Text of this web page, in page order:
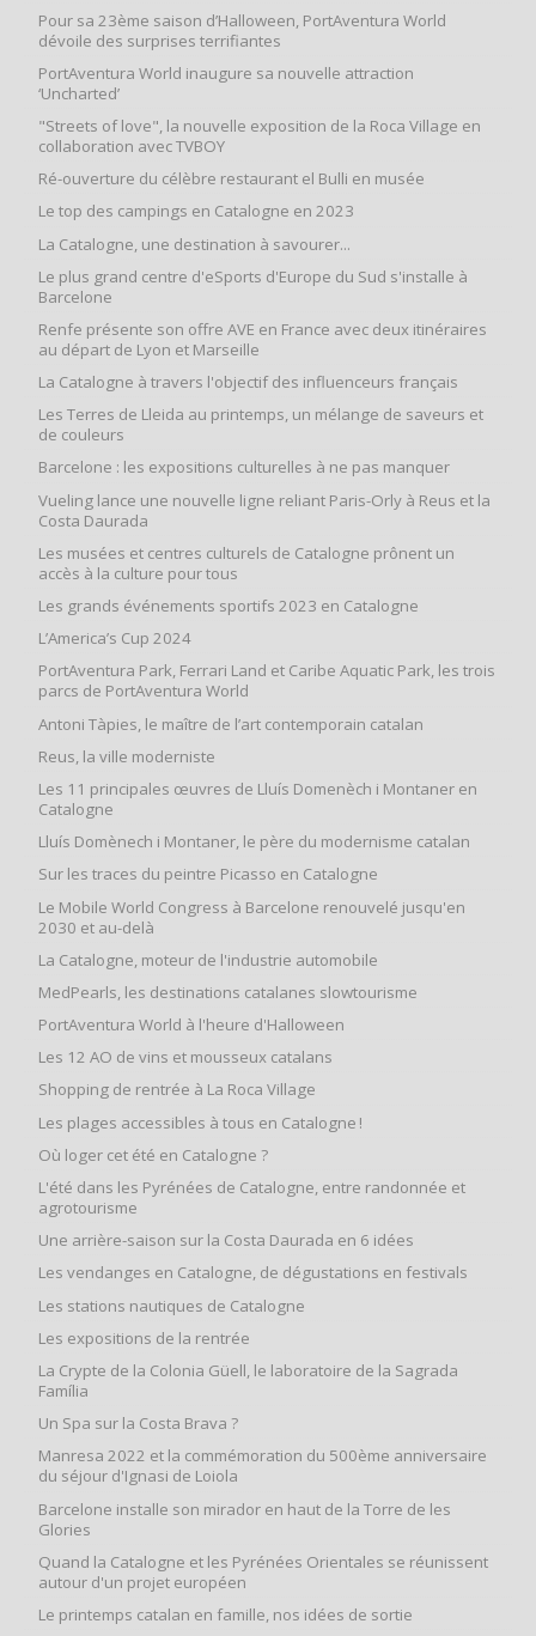
Pour sa 23ème saison d’Halloween, PortAventura World
dévoile des surprises terrifiantes
PortAventura World inaugure sa nouvelle attraction
‘Uncharted’
"Streets of love", la nouvelle exposition de la Roca Village en
collaboration avec TVBOY
Ré-ouverture du célèbre restaurant el Bulli en musée
Le top des campings en Catalogne en 2023
La Catalogne, une destination à savourer...
Le plus grand centre d'eSports d'Europe du Sud s'installe à
Barcelone
Renfe présente son offre AVE en France avec deux itinéraires
au départ de Lyon et Marseille
La Catalogne à travers l'objectif des influenceurs français
Les Terres de Lleida au printemps, un mélange de saveurs et
de couleurs
Barcelone : les expositions culturelles à ne pas manquer
Vueling lance une nouvelle ligne reliant Paris-Orly à Reus et la
Costa Daurada
Les musées et centres culturels de Catalogne prônent un
accès à la culture pour tous
Les grands événements sportifs 2023 en Catalogne
L’America’s Cup 2024
PortAventura Park, Ferrari Land et Caribe Aquatic Park, les trois
parcs de PortAventura World
Antoni Tàpies, le maître de l’art contemporain catalan
Reus, la ville moderniste
Les 11 principales œuvres de Lluís Domenèch i Montaner en
Catalogne
Lluís Domènech i Montaner, le père du modernisme catalan
Sur les traces du peintre Picasso en Catalogne
Le Mobile World Congress à Barcelone renouvelé jusqu'en
2030 et au-delà
La Catalogne, moteur de l'industrie automobile
MedPearls, les destinations catalanes slowtourisme
PortAventura World à l'heure d'Halloween
Les 12 AO de vins et mousseux catalans
Shopping de rentrée à La Roca Village
Les plages accessibles à tous en Catalogne !
Où loger cet été en Catalogne ?
L'été dans les Pyrénées de Catalogne, entre randonnée et
agrotourisme
Une arrière-saison sur la Costa Daurada en 6 idées
Les vendanges en Catalogne, de dégustations en festivals
Les stations nautiques de Catalogne
Les expositions de la rentrée
La Crypte de la Colonia Güell, le laboratoire de la Sagrada
Família
Un Spa sur la Costa Brava ?
Manresa 2022 et la commémoration du 500ème anniversaire
du séjour d'Ignasi de Loiola
Barcelone installe son mirador en haut de la Torre de les
Glories
Quand la Catalogne et les Pyrénées Orientales se réunissent
autour d'un projet européen
Le printemps catalan en famille, nos idées de sortie